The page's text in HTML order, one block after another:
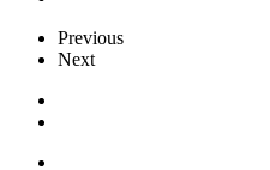
Previous
Next